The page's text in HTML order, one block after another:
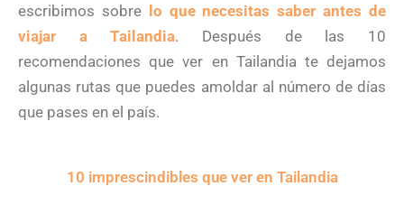
escribimos sobre lo que necesitas saber antes de
viajar a Tailandia. Después de las 10
recomendaciones que ver en Tailandia te dejamos
algunas rutas que puedes amoldar al número de días
que pases en el país.
10 imprescindibles que ver en Tailandia